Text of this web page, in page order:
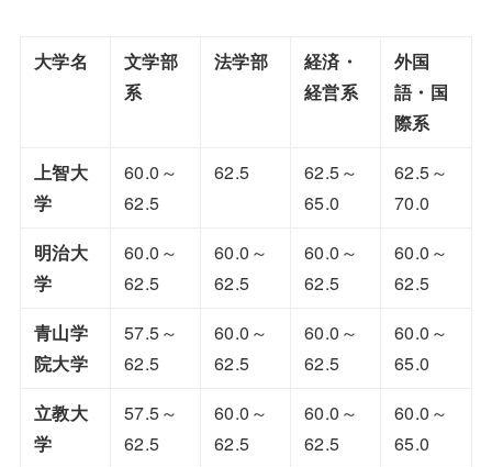
大学名
文学部
系
法学部
経済・
経営系
外国
語・国
際系
上智大
学
60.0～
62.5
62.5
62.5～
65.0
62.5～
70.0
明治大
学
60.0～
62.5
60.0～
62.5
60.0～
62.5
60.0～
62.5
青山学
院大学
57.5～
62.5
60.0～
62.5
60.0～
62.5
60.0～
65.0
立教大
学
57.5～
62.5
60.0～
62.5
60.0～
62.5
60.0～
65.0